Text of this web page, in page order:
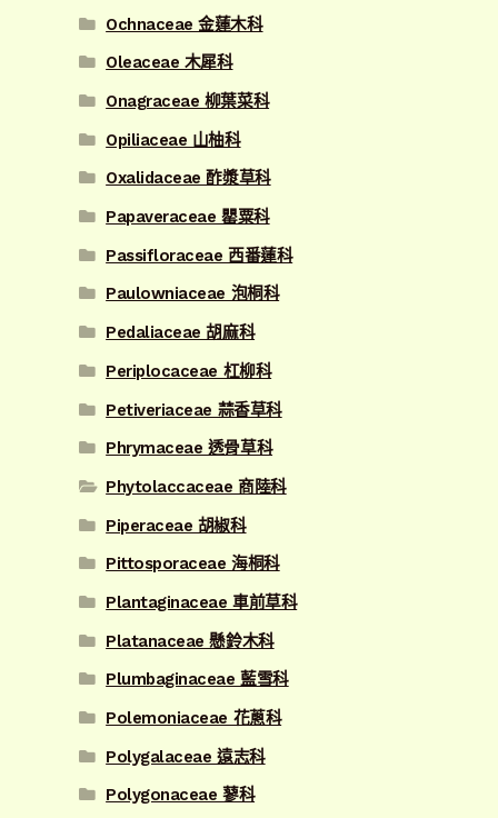
Ochnaceae 金蓮木科
Oleaceae 木犀科
Onagraceae 柳葉菜科
Opiliaceae 山柚科
Oxalidaceae 酢漿草科
Papaveraceae 罌粟科
Passifloraceae 西番蓮科
Paulowniaceae 泡桐科
Pedaliaceae 胡麻科
Periplocaceae 杠柳科
Petiveriaceae 蒜香草科
Phrymaceae 透骨草科
Phytolaccaceae 商陸科
Piperaceae 胡椒科
Pittosporaceae 海桐科
Plantaginaceae 車前草科
Platanaceae 懸鈴木科
Plumbaginaceae 藍雪科
Polemoniaceae 花蔥科
Polygalaceae 遠志科
Polygonaceae 蓼科